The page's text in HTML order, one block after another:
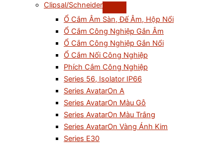
Clipsal/Schneider
Ổ Cắm Âm Sàn, Đế Âm, Hộp Nổi
Ổ Cắm Công Nghiệp Gắn Âm
Ổ Cắm Công Nghiệp Gắn Nổi
Ổ Cắm Nối Công Nghiệp
Phích Cắm Công Nghiệp
Series 56, Isolator IP66
Series AvatarOn A
Series AvatarOn Màu Gỗ
Series AvatarOn Màu Trắng
Series AvatarOn Vàng Ánh Kim
Series E30